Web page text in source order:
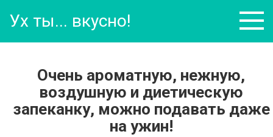
Ух ты... вкусно!
Очень ароматную, нежную,
воздушную и диетическую
запеканку, можно подавать даже
на ужин!